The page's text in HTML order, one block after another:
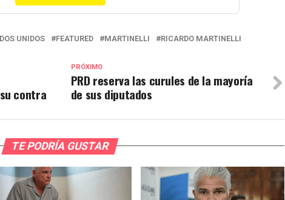
UNIDOS FEATURED MARTINELLI RICARDO MARTINELLI
PRÓXIMO
PRD reserva las curules de la mayoría
de sus diputados
contra
TE PODRÍA GUSTAR